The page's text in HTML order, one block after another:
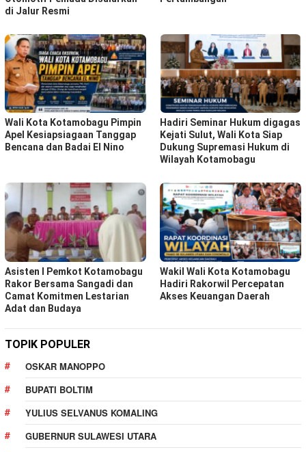
di Jalur Resmi
Wali Kota Kotamobagu Pimpin
Apel Kesiapsiagaan Tanggap
Bencana dan Badai El Nino
Hadiri Seminar Hukum digagas
Kejati Sulut, Wali Kota Siap
Dukung Supremasi Hukum di
Wilayah Kotamobagu
Asisten I Pemkot Kotamobagu
Rakor Bersama Sangadi dan
Camat Komitmen Lestarian
Adat dan Budaya
Wakil Wali Kota Kotamobagu
Hadiri Rakorwil Percepatan
Akses Keuangan Daerah
TOPIK POPULER
OSKAR MANOPPO
BUPATI BOLTIM
YULIUS SELVANUS KOMALING
GUBERNUR SULAWESI UTARA